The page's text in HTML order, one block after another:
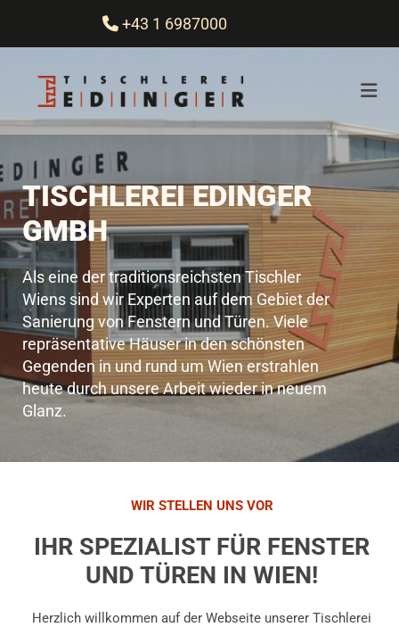
 +43 1 6987000
TISCHLEREI EDINGER
GMBH
Als eine der traditionsreichsten Tischler
Wiens sind wir Experten auf dem Gebiet der
Sanierung von Fenstern und Türen. Viele
repräsentative Häuser in den schönsten
Gegenden in und rund um Wien erstrahlen
heute durch unsere Arbeit wieder in neuem
Glanz.
WIR STELLEN UNS VOR
IHR SPEZIALIST FÜR FENSTER
UND TÜREN IN WIEN!
Herzlich willkommen auf der Webseite unserer Tischlerei